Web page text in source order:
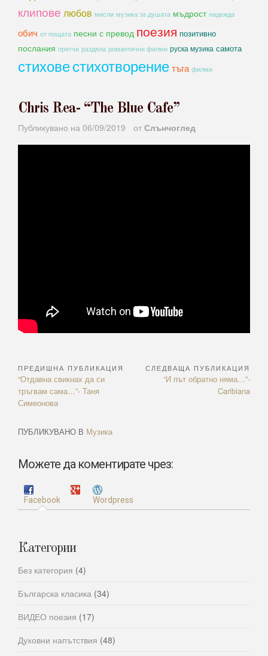
клипове любов мисли музика за душата мъдрост надежда
обич от пощата песни с превод поезия позитивно
послания притчи раздяла романтични филми руска музика самота
стиховестихотворениетъга филми
Chris Rea- “The Blue Cafe”
Публикувано на 06/09/2019 от Слънчоглед
Навигация
ПРЕДИШНА ПУБЛИКАЦИЯ
Previous
Article:
“Отдавна свикнах да си
тръгвам сама…”- Таня
Симеонова
СЛЕДВАЩА ПУБЛИКАЦИЯ
Next
“И път обратно няма…”-
Caribiana
ПУБЛИКУВАНО В Музика
Можете да коментирате чрез:
Facebook Wordpress
Категории
Без категория (4)
Българска класика (34)
ВИДЕО поезия (17)
Духовни напътствия (48)